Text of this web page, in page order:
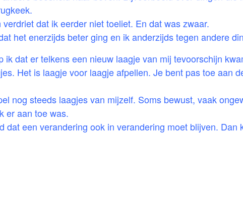
verdriet dat ik eerder niet toeliet. En dat was zwaar.
het enerzijds beter ging en ik anderzijds tegen andere
ik dat er telkens een nieuw laagje van mij tevoorschijn
Het is laagje voor laagje afpellen. Je bent pas toe aan
nog steeds laagjes van mijzelf. Soms bewust, vaak
er aan toe was.
dat een verandering ook in verandering moet blijven. Dan